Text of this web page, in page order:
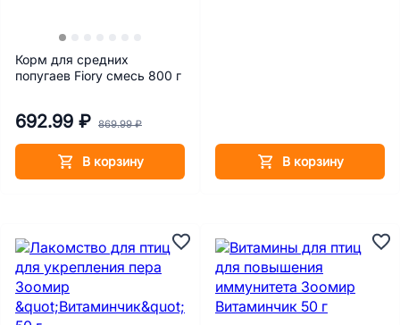
Корм для средних
попугаев Fiory смесь 800 г
692.99 ₽ 869.99 ₽
В корзину В корзину